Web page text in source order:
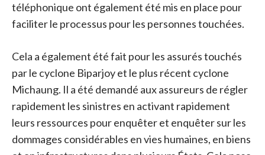
téléphonique ont également été mis en place pour
faciliter le processus pour les personnes touchées.
Cela a également été fait pour les assurés touchés
par le cyclone Biparjoy et le plus récent cyclone
Michaung. Il a été demandé aux assureurs de régler
rapidement les sinistres en activant rapidement
leurs ressources pour enquêter et enquêter sur les
dommages considérables en vies humaines, en biens